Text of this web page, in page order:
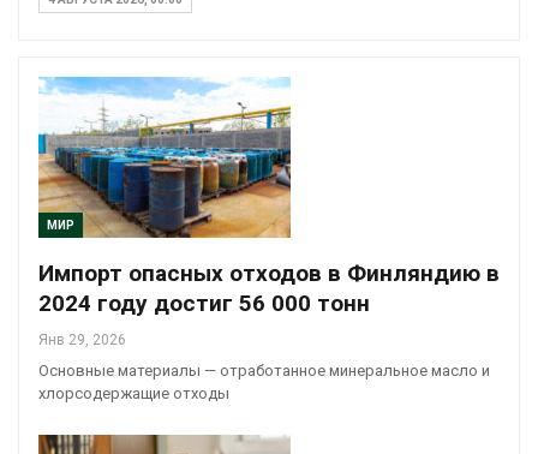
МИР
Импорт опасных отходов в Финляндию в
2024 году достиг 56 000 тонн
Янв 29, 2026
Основные материалы — отработанное минеральное масло и
хлорсодержащие отходы